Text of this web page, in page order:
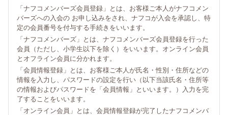
「ナフコメンバーズ会員登録」とは、お客様ご本人がナフコメン
バーズへの入会の お申し込みをされ、ナフコが入会を承認し、特
定の会員番号を付与する手続きをいいます。
「ナフコメンバーズ」とは、ナフコメンバーズ会員登録を行った
会員（ただし、小学生以下を除く）をいいます。オンライン会員
とオフライン会員に分かれます。
「会員情報登録」とは、お客様ご本人が氏名・性別・住所などの
情報を入力し、パスワードの設定を行い（以下当該氏名・住所等
の情報およびパスワードを「会員情報」といいます。）入力を完
了することをいいます。
「オンライン会員」とは、会員情報登録が完了したナフコメンバ